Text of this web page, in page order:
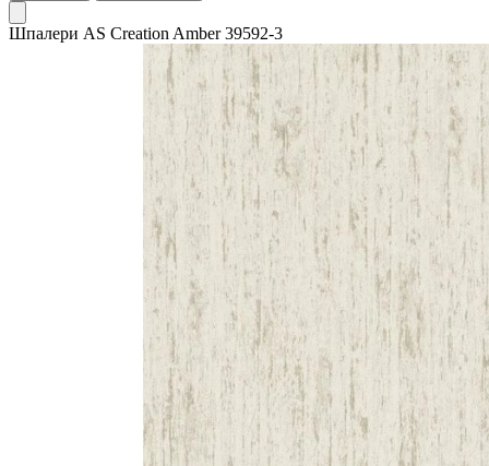
Шпалери AS Creation Amber 39592-3